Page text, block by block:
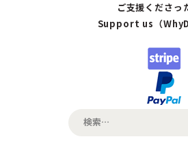
ご支援くださっ
Support us（